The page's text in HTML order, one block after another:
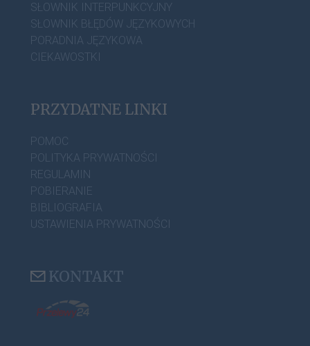
SŁOWNIK INTERPUNKCYJNY
SŁOWNIK BŁĘDÓW JĘZYKOWYCH
PORADNIA JĘZYKOWA
CIEKAWOSTKI
PRZYDATNE LINKI
POMOC
POLITYKA PRYWATNOŚCI
REGULAMIN
POBIERANIE
BIBLIOGRAFIA
USTAWIENIA PRYWATNOŚCI
KONTAKT